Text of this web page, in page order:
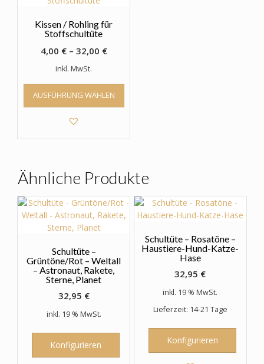
Kissen / Rohling für
Stoffschultüte
4,00 €– 32,00 €
inkl. MwSt.
AUSFÜHRUNG WÄHLEN
Dieses
weist
Optionen
können
auf
der
Produktseite
gewählt
werden
Ähnliche Produkte
Schultüte –
Grüntöne/Rot – Weltall
– Astronaut, Rakete,
Sterne, Planet
32,95 €
inkl. 19 % MwSt.
Konfigurieren
Schultüte – Rosatöne –
Haustiere-Hund-Katze-
Hase
32,95 €
inkl. 19 % MwSt.
Lieferzeit: 14-21 Tage
Konfigurieren